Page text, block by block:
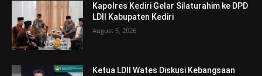
Kapolres Kediri Gelar Silaturahim ke DPD
LDII Kabupaten Kediri
August 5, 2026
Ketua LDII Wates Diskusi Kebangsaan